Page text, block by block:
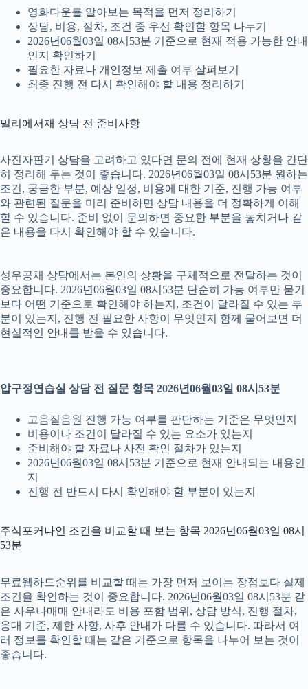
영화다운를 알아보는 목적을 먼저 정리하기
상담, 비용, 절차, 조건 중 우선 확인할 항목 나누기
2026년06월03일 08시53분 기준으로 현재 적용 가능한 안내
인지 확인하기
필요한 자료나 개인정보 제출 여부 살펴보기
최종 진행 전 다시 확인해야 할 내용 정리하기
밀리에서재 상담 전 준비사항
사진자판기 상담을 고려하고 있다면 문의 전에 현재 상황을 간단
히 정리해 두는 것이 좋습니다. 2026년06월03일 08시53분 원하는
조건, 궁금한 부분, 예상 일정, 비용에 대한 기준, 진행 가능 여부
와 관련된 질문을 미리 준비하면 상담 내용을 더 정확하게 이해
할 수 있습니다. 준비 없이 문의하면 중요한 부분을 놓치거나 같
은 내용을 다시 확인해야 할 수 있습니다.
성우공채 상담에서는 본인의 상황을 구체적으로 전달하는 것이
중요합니다. 2026년06월03일 08시53분 단순히 가능 여부만 묻기
보다 어떤 기준으로 확인해야 하는지, 조건이 달라질 수 있는 부
분이 있는지, 진행 전 필요한 사항이 무엇인지 함께 물어보면 더
현실적인 안내를 받을 수 있습니다.
압구정연습실 상담 전 질문 항목 2026년06월03일 08시53분
고음질음원 진행 가능 여부를 판단하는 기준은 무엇인지
비용이나 조건이 달라질 수 있는 요소가 있는지
준비해야 할 자료나 사전 확인 절차가 있는지
2026년06월03일 08시53분 기준으로 현재 안내되는 내용인
지
진행 전 반드시 다시 확인해야 할 부분이 있는지
주식포커나인 조건을 비교할 때 보는 항목 2026년06월03일 08시
53분
무료웹하드순위를 비교할 때는 가장 먼저 보이는 장점보다 실제
조건을 확인하는 것이 중요합니다. 2026년06월03일 08시53분 같
은 사우나매매 안내라도 비용 포함 범위, 상담 방식, 진행 절차,
응대 기준, 제한 사항, 사후 안내가 다를 수 있습니다. 따라서 여
러 정보를 확인할 때는 같은 기준으로 항목을 나누어 보는 것이
좋습니다.